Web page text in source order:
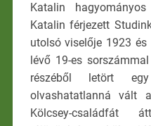
Katalin
Katalin férjezett
utolsó viselője 1923
lévő 19-es
részéből letört
olvashatatlanná vált
Kölcsey-családfát